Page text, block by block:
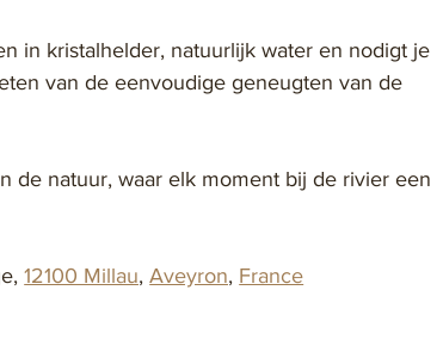
in kristalhelder, natuurlijk water en nodigt je
van de eenvoudige geneugten van de
de natuur, waar elk moment bij de rivier een
12100 Millau, Aveyron, France